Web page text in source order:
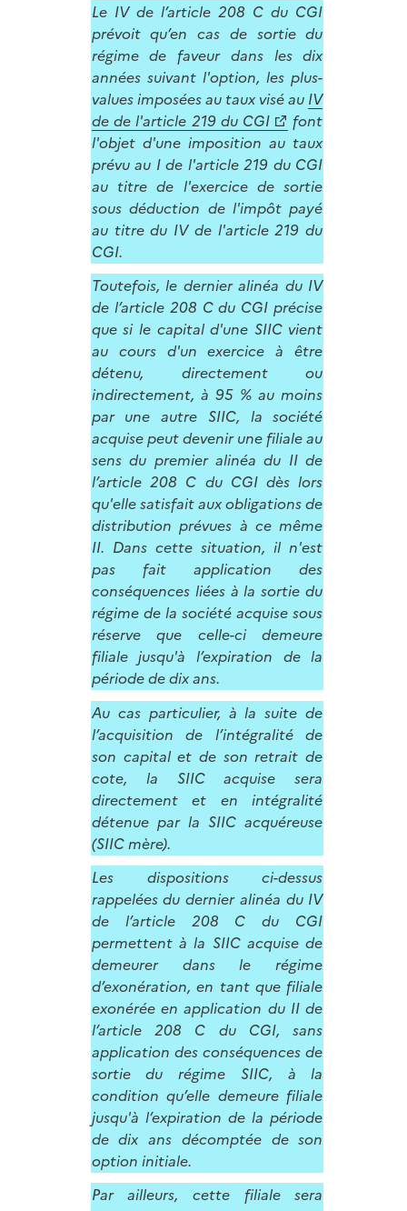
Le IV de l’article 208 C du CGI
prévoit qu’en cas de sortie du
régime de faveur dans les dix
années suivant l'option, les plus-
values imposées au taux visé au IV
de de l'article 219 du CGI
font
l'objet d'une imposition au taux
prévu au I de l'article 219 du CGI
au titre de l'exercice de sortie
sous déduction de l'impôt payé
au titre du IV de l'article 219 du
CGI.
Toutefois, le dernier alinéa du IV
de l’article 208 C du CGI précise
que si le capital d'une SIIC vient
au cours d'un exercice à être
détenu, directement ou
indirectement, à 95 % au moins
par une autre SIIC, la société
acquise peut devenir une filiale au
sens du premier alinéa du II de
l’article 208 C du CGI dès lors
qu'elle satisfait aux obligations de
distribution prévues à ce même
II. Dans cette situation, il n'est
pas fait application des
conséquences liées à la sortie du
régime de la société acquise sous
réserve que celle-ci demeure
filiale jusqu'à l’expiration de la
période de dix ans.
Au cas particulier, à la suite de
l’acquisition de l’intégralité de
son capital et de son retrait de
cote, la SIIC acquise sera
directement et en intégralité
détenue par la SIIC acquéreuse
(SIIC mère).
Les dispositions ci-dessus
rappelées du dernier alinéa du IV
de l’article 208 C du CGI
permettent à la SIIC acquise de
demeurer dans le régime
d’exonération, en tant que filiale
exonérée en application du II de
l’article 208 C du CGI, sans
application des conséquences de
sortie du régime SIIC, à la
condition qu’elle demeure filiale
jusqu'à l’expiration de la période
de dix ans décomptée de son
option initiale.
Par ailleurs, cette filiale sera